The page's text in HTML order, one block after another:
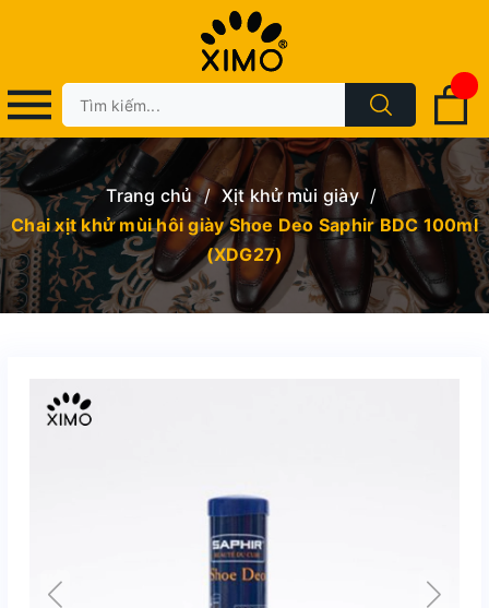
Trang chủ / Xịt khử mùi giày /
Chai xịt khử mùi hôi giày Shoe Deo Saphir BDC 100ml
(XDG27)